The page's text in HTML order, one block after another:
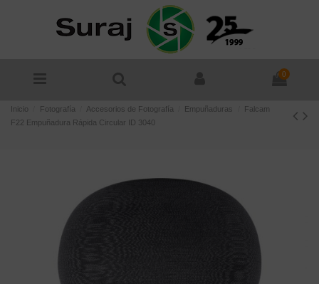
0
Inicio Fotografía Accesorios de Fotografía Empuñaduras
Falcam
F22 Empuñadura Rápida Circular ID 3040